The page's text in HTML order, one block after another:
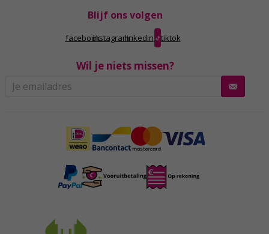
Blijf ons volgen
facebookinstagramlinkedin tiktok
Wil je niets missen?